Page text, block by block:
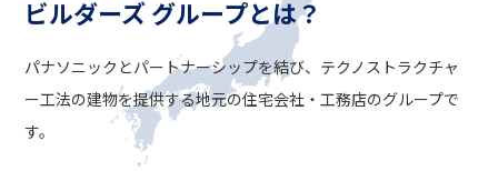
ビルダーズ グループとは？
パナソニックとパートナーシップを結び、 テクノストラクチャ
ー工法の建物を提供する地元の住宅会社・工務店のグループで
す。